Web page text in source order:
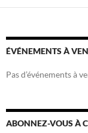
ÉVÉNEMENTS À
Pas d’événements à
ABONNEZ-VOUS À